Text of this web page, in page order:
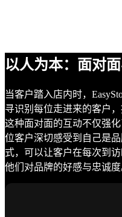
以人为本：面对
当客户踏入店内时，
寻识别每位走进来的客户
这种面对面的互动不仅强
位客户深切感受到自己是
式，可以让客户在每次到
他们对品牌的好感与忠诚度